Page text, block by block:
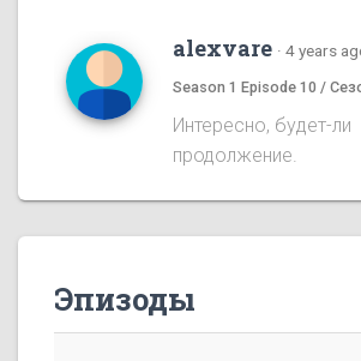
alexvare · 4 years
Season 1 Episode 10 /
Интересно, будет-ли
продолжение.
Эпизоды